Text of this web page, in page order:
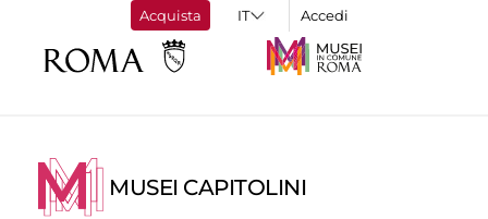
Acquista Accedi
MUSEI CAPITOLINI